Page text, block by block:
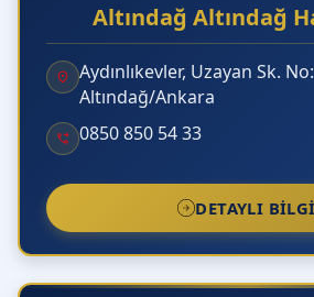
Altındağ Altındağ
Aydınlıkevler, Uzayan Sk.
Altındağ/Ankara
0850 850 54 33
DETAYLI BILGI